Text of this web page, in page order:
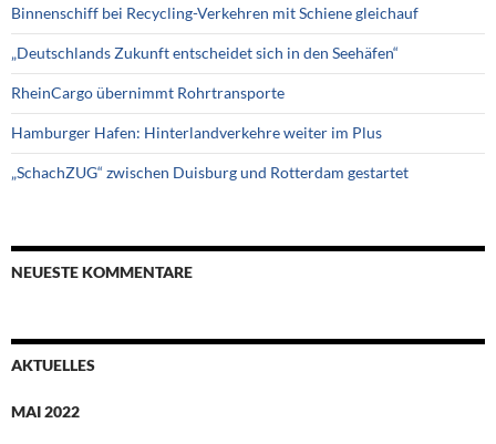
Binnenschiff bei Recycling-Verkehren mit Schiene gleichauf
„Deutschlands Zukunft entscheidet sich in den Seehäfen“
RheinCargo übernimmt Rohrtransporte
Hamburger Hafen: Hinterlandverkehre weiter im Plus
„SchachZUG“ zwischen Duisburg und Rotterdam gestartet
NEUESTE KOMMENTARE
AKTUELLES
MAI 2022